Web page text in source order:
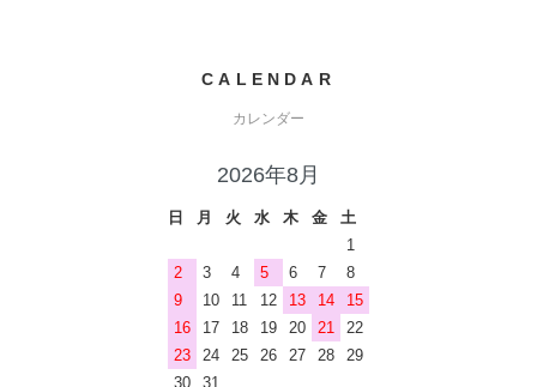
CALENDAR
カレンダー
2026年8月
日 月 火 水 木 金
土
1
2
3 4 5 6 7
8
9
10 11 12 13 14
15
16
17 18 19 20 21
22
23
24 25 26 27 28
29
30
31